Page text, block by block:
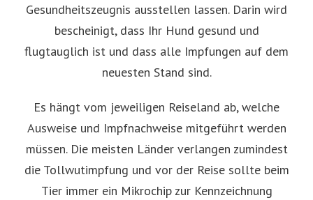
Gesundheitszeugnis ausstellen lassen. Darin wird
bescheinigt, dass Ihr Hund gesund und
flugtauglich ist und dass alle Impfungen auf dem
neuesten Stand sind.
Es hängt vom jeweiligen Reiseland ab, welche
Ausweise und Impfnachweise mitgeführt werden
müssen. Die meisten Länder verlangen zumindest
die Tollwutimpfung und vor der Reise sollte beim
Tier immer ein Mikrochip zur Kennzeichnung